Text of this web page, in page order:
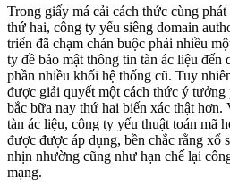
Trong giấy má cải cách thức cùng
thứ hai, công ty yếu siêng domain
triển đã chạm chán buộc phải nhiều
ty đề bảo mật thông tin tàn ác liệu
phần nhiều khối hệ thống cũ. Tuy
được giải quyết một cách thức ý
bắc bữa nay thứ hai biến xác thật hơn.
tàn ác liệu, công ty yếu thuật toán mã
được được áp dụng, bền chắc rằng xổ
nhịn nhường cũng như hạn chế lại
mạng.